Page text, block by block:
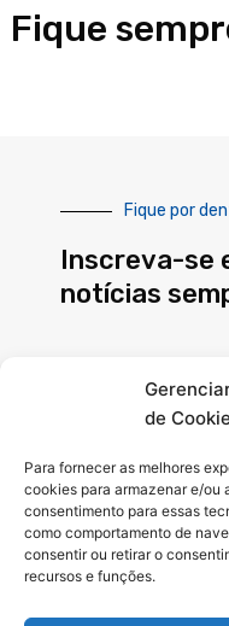
de
Para fornecer as melhores
cookies para armazenar e/ou
consentimento para essas
como comportamento de
consentir ou retirar o
recursos e funções.
Fique
Fique por
Inscreva-se
notícias
F